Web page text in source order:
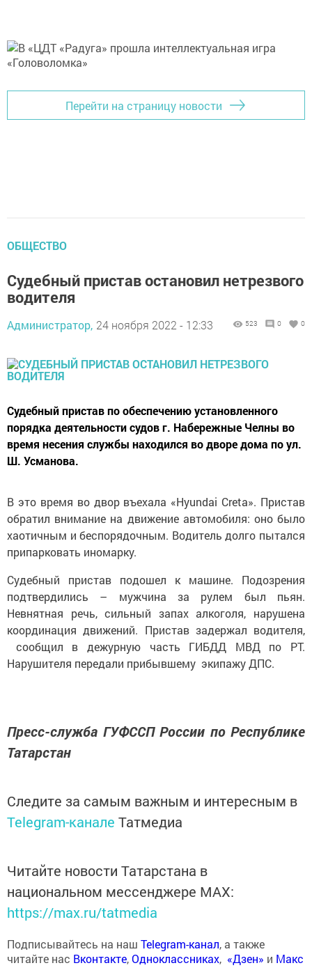
Перейти на страницу новости
ОБЩЕСТВО
Судебный пристав остановил нетрезвого
водителя
Администратор, 24 ноября 2022 - 12:33 523 0 0
Судебный пристав по обеспечению установленного
порядка деятельности судов г. Набережные Челны во
время несения службы находился во дворе дома по ул.
Ш. Усманова.
В это время во двор въехала «Hyundai Creta». Пристав
обратил внимание на движение автомобиля: оно было
хаотичным и беспорядочным. Водитель долго пытался
припарковать иномарку.
Судебный пристав подошел к машине. Подозрения
подтвердились – мужчина за рулем был пьян.
Невнятная речь, сильный запах алкоголя, нарушена
координация движений. Пристав задержал водителя,
сообщил в дежурную часть ГИБДД МВД по РТ.
Нарушителя передали прибывшему экипажу ДПС.
Пресс-служба ГУФССП России по Республике
Татарстан
Следите за самым важным и интересным в
Telegram-канале Татмедиа
Читайте новости Татарстана в
национальном мессенджере MАХ:
https://max.ru/tatmedia
Подписывайтесь на наш Telegram-канал, а также
читайте нас Вконтакте,Одноклассниках, «Дзен» и Макс